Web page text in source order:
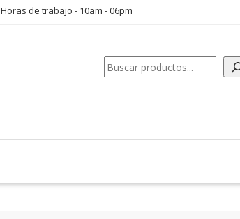
Horas de trabajo - 10am - 06pm
Buscar